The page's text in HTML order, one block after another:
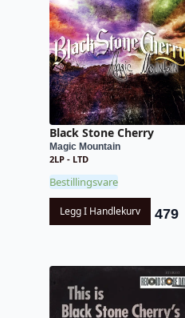
Black Stone Cherry
Magic Mountain
2LP - LTD
Bestillingsvare
Legg I Handlekurv 479